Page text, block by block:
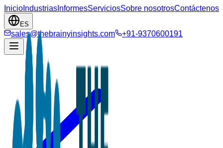
Inicio Industrias InformesServiciosSobre nosotrosContáctenos
ES
sales@thebrainyinsights.com +91-9370600191